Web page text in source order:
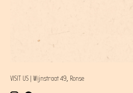
VISIT US | Wijnstraat 49, Ronse